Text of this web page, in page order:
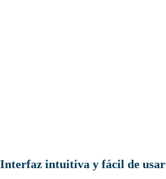
Interfaz intuitiva y fácil de usar